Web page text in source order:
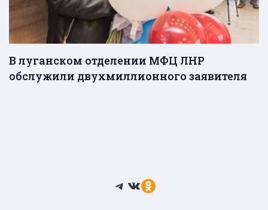
В луганском отделении МФЦ ЛНР
обслужили двухмиллионного заявителя
Telegram
ВКонтакте
Ссылка